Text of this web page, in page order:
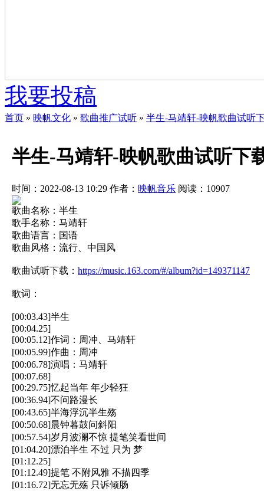
我要投稿
首页 » 映帆文化 » 歌曲推广试听 » 半生-马靖轩-映帆歌曲试听
半生-马靖轩-映帆歌曲试听下
时间：2022-08-13 10:29 作者： 映帆音乐 阅读： 10907
歌曲名称：半生
歌手名称：马靖轩
歌曲语言：国语
歌曲风格：流行、中国风
歌曲试听下载： https://music.163.com/#/album?id=149371147
歌词：
[00:03.43]半生
[00:04.25]
[00:05.12]作词：周冲、马靖轩
[00:05.99]作曲：周冲
[00:06.78]演唱：马靖轩
[00:07.68]
[00:29.75]忆起当年 年少轻狂
[00:36.94]不问路漫长
[00:43.65]半海浮沉半生殇
[00:50.68]晨钟暮鼓问斜阳
[00:57.54]岁月波澜不惊 提笔笑看世间
[01:04.20]漂泊半生 不过 只为 梦
[01:12.25]
[01:12.49]提笔 不附风雅 不描四季
[01:16.72]无忘无殇 只诉倾肠